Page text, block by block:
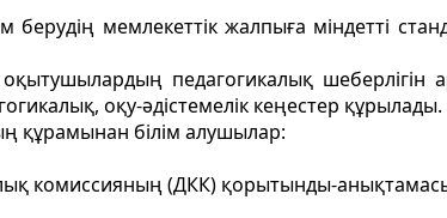
мемлекеттік жалпыға міндеттi
педагогикалық шеберлiгiн
оқу-әдiстемелiк кеңестер құрылады.
құрамынан білім алушылар:
комиссияның (ДКК) қорытынды-